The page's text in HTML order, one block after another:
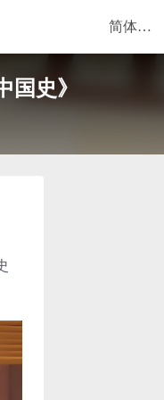
史》